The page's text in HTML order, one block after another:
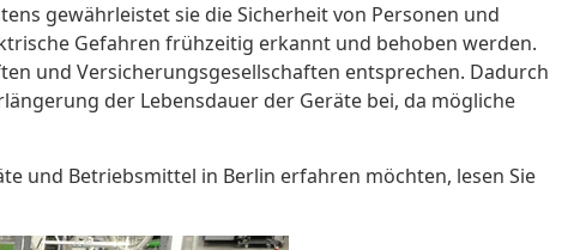
gewährleistet sie die Sicherheit von Personen und
Gefahren frühzeitig erkannt und behoben werden.
und Versicherungsgesellschaften entsprechen. Dadurch
der Lebensdauer der Geräte bei, da mögliche
und Betriebsmittel in Berlin erfahren möchten, lesen Sie